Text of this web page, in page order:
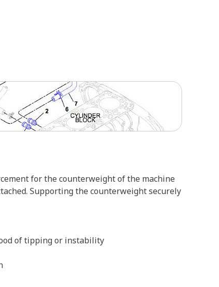
for the counterweight of the machine
Supporting the counterweight securely
of tipping or instability